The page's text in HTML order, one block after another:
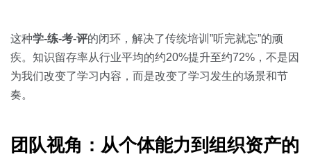
这种学-练-考-评的闭环，解决了传统培训”听完就忘”的顽
疾。知识留存率从行业平均的约20%提升至约72%，不是因
为我们改变了学习内容，而是改变了学习发生的场景和节
奏。
团队视角：从个体能力到组织资产的